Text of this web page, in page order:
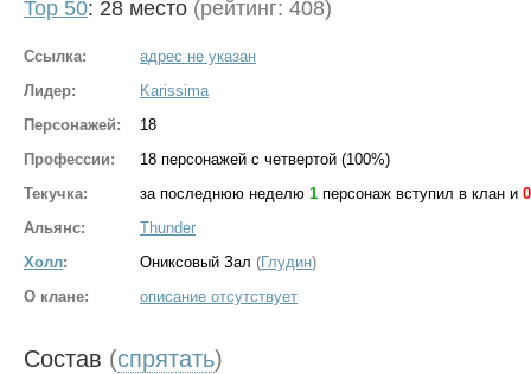
Top 50: 28 место (рейтинг: 408)
Ссылка:
адрес не указан
Лидер:
Karissima
Персонажей:
18
Профессии:
18 персонажей с четвертой (100%)
Текучка:
за последнюю неделю 1 персонаж вступил в клан и 0
Альянс:
Thunder
Холл: Ониксовый Зал (Глудин)
О клане:
описание отсутствует
Состав (спрятать)